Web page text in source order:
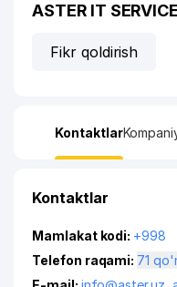
ASTER IT
Fikr qoldirish
Kontaktlar
Kontaktlar
Mamlakat kodi: +998
Telefon raqami:
71